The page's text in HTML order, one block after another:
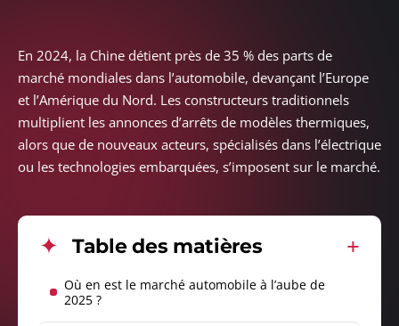
En 2024, la Chine détient près de 35 % des parts de
marché mondiales dans l’automobile, devançant l’Europe
et l’Amérique du Nord. Les constructeurs traditionnels
multiplient les annonces d’arrêts de modèles thermiques,
alors que de nouveaux acteurs, spécialisés dans l’électrique
ou les technologies embarquées, s’imposent sur le marché.
Table des matières
Où en est le marché automobile à l’aube de
2025 ?